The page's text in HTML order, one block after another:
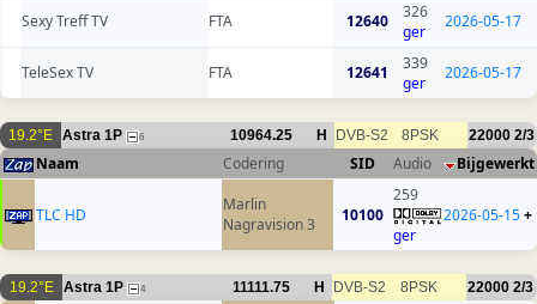
Sexy Treff TV FTA 12640
326
ger
2026-05-17
TeleSex TV FTA 12641
339
ger
2026-05-17
19.2°E Astra 1P 6 10964.25 H DVB-S2 8PSK 22000 2/3
Naam Codering SID Audio Bijgewerkt
TLC HD
Marlin
Nagravision 3
10100
259
ger
2026-05-15+
19.2°E Astra 1P 4 11111.75 H DVB-S2 8PSK 22000 2/3